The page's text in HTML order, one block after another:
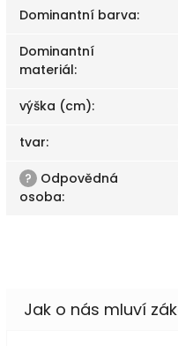
Dominantní barva:
Dominantní
materiál:
výška (cm):
tvar:
? Odpovědná
osoba: